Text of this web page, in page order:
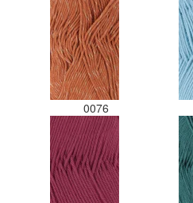
0076